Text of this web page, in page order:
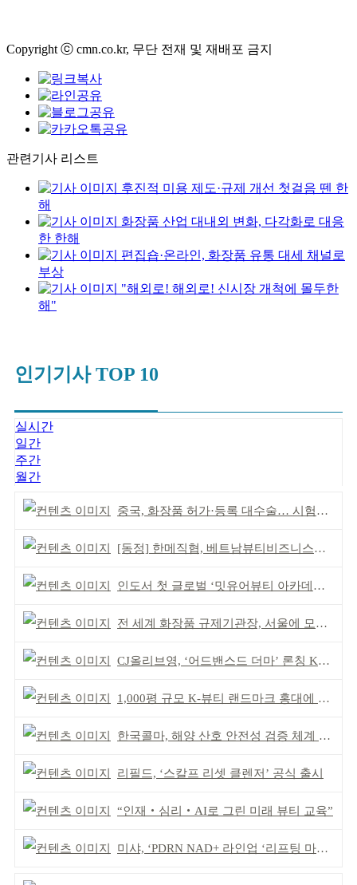
Copyright ⓒ cmn.co.kr, 무단 전재 및 재배포 금지
관련기사 리스트
후진적 미용 제도·규제 개선 첫걸음 뗀 한
해
화장품 산업 대내외 변화, 다각화로 대응
한 한해
편집숍·온라인, 화장품 유통 대세 채널로
부상
"해외로! 해외로! 신시장 개척에 몰두한
해"
인기기사 TOP 10
실시간
일간
주간
월간
중국, 화장품 허가·등록 대수술… 시험자료 공용 허용
[동정] 한메직협, 베트남뷰티비즈니스협회와 MOU
인도서 첫 글로벌 ‘밋유어뷰티 아카데미’ 출범
전 세계 화장품 규제기관장, 서울에 모인다
CJ올리브영, ‘어드밴스드 더마’ 론칭 K더마 육성 박차
1,000평 규모 K-뷰티 랜드마크 홍대에 뜬다
한국콜마, 해양 산호 안전성 검증 체계 구축
리필드, ‘스칼프 리셋 클렌저’ 공식 출시
“인재‧심리‧AI로 그린 미래 뷰티 교육”
미샤, ‘PDRN NAD+ 라인업 ‘리프팅 마스크’ 출시